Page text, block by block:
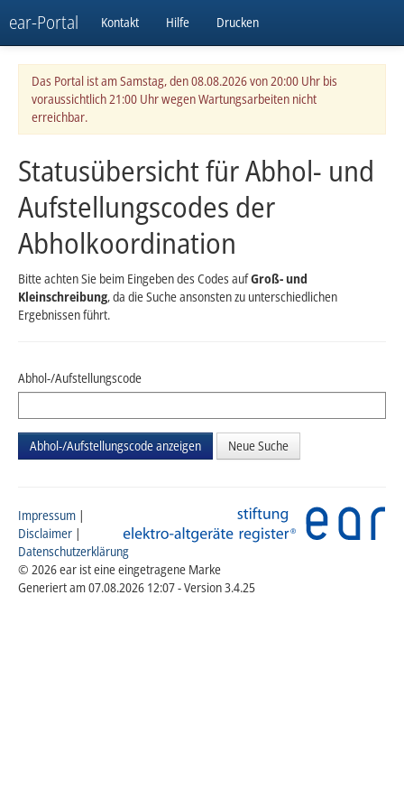
ear-Portal Kontakt Hilfe Drucken
Das Portal ist am Samstag, den 08.08.2026 von 20:00 Uhr bis
voraussichtlich 21:00 Uhr wegen Wartungsarbeiten nicht
erreichbar.
Statusübersicht für Abhol- und
Aufstellungscodes der
Abholkoordination
Bitte achten Sie beim Eingeben des Codes aufGroß- und
Kleinschreibung, da die Suche ansonsten zu unterschiedlichen
Ergebnissen führt.
Abhol-/Aufstellungscode
Neue Suche
Impressum |
Disclaimer |
Datenschutzerklärung
© 2026 ear ist eine eingetragene Marke
Generiert am 07.08.2026 12:07 - Version 3.4.25